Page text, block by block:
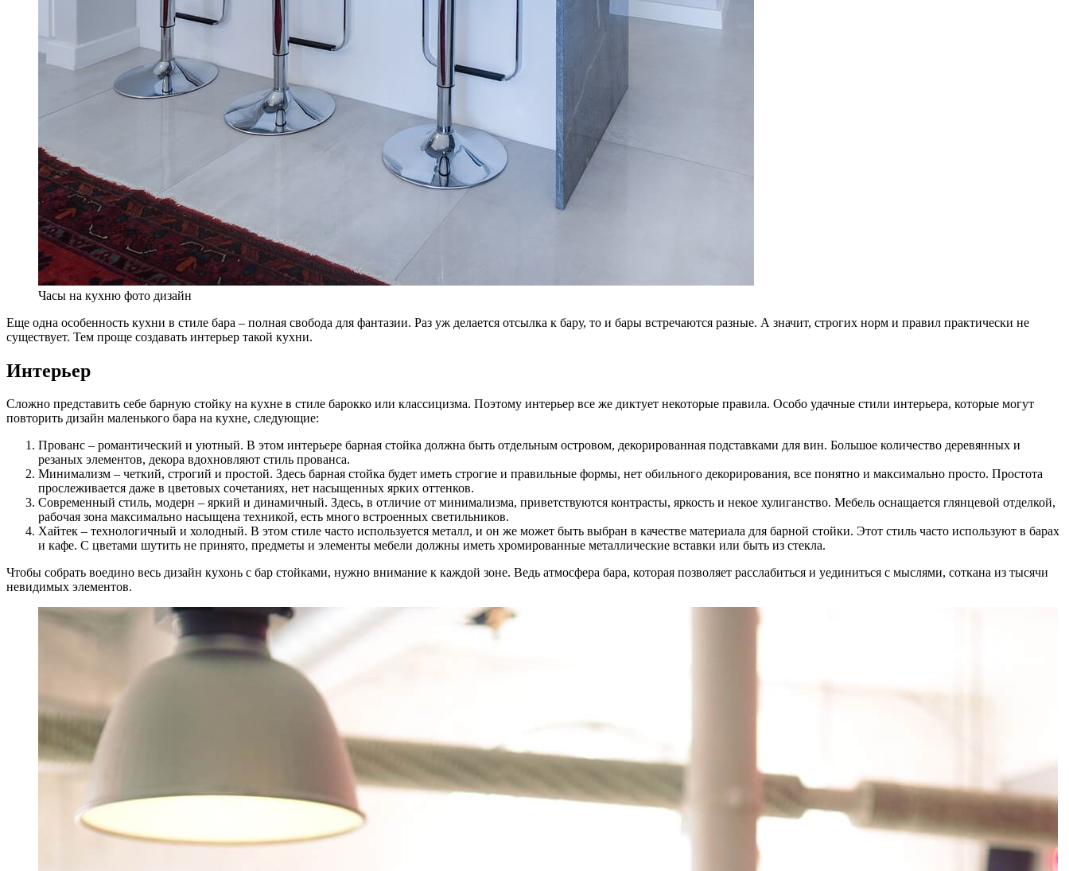
Часы на кухню фото дизайн
Еще одна особенность кухни в стиле бара – полная свобода для фантазии. Раз уж делается отсылка к бару, то и бары встречаются разные. А значит, строгих норм и правил практически не
существует. Тем проще создавать интерьер такой кухни.
Интерьер
Сложно представить себе барную стойку на кухне в стиле барокко или классицизма. Поэтому интерьер все же диктует некоторые правила. Особо удачные стили интерьера, которые могут
повторить дизайн маленького бара на кухне, следующие:
Прованс – романтический и уютный. В этом интерьере барная стойка должна быть отдельным островом, декорированная подставками для вин. Большое количество деревянных и
резаных элементов, декора вдохновляют стиль прованса.
Минимализм – четкий, строгий и простой. Здесь барная стойка будет иметь строгие и правильные формы, нет обильного декорирования, все понятно и максимально просто. Простота
прослеживается даже в цветовых сочетаниях, нет насыщенных ярких оттенков.
Современный стиль, модерн – яркий и динамичный. Здесь, в отличие от минимализма, приветствуются контрасты, яркость и некое хулиганство. Мебель оснащается глянцевой отделкой,
рабочая зона максимально насыщена техникой, есть много встроенных светильников.
Хайтек – технологичный и холодный. В этом стиле часто используется металл, и он же может быть выбран в качестве материала для барной стойки. Этот стиль часто используют в барах
и кафе. С цветами шутить не принято, предметы и элементы мебели должны иметь хромированные металлические вставки или быть из стекла.
Чтобы собрать воедино весь дизайн кухонь с бар стойками, нужно внимание к каждой зоне. Ведь атмосфера бара, которая позволяет расслабиться и уединиться с мыслями, соткана из тысячи
невидимых элементов.